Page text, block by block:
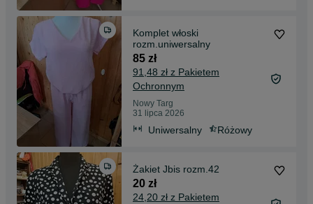
Komplet włoski
rozm.uniwersalny
85 zł
91,48 zł z Pakietem
Ochronnym
Nowy Targ
31 lipca 2026
Uniwersalny Różowy
Żakiet Jbis rozm.42
20 zł
24,20 zł z Pakietem